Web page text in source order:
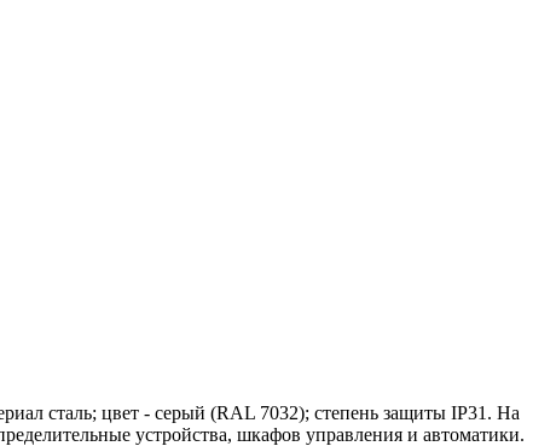
сталь; цвет - серый (RAL 7032); степень защиты IP31. На
устройства, шкафов управления и автоматики.